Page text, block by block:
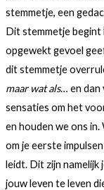
stemmetje, een
Dit stemmetje begint
opgewekt gevoel
dit stemmetje
maar wat als… en dan
sensaties om het
en houden we ons
om je eerste
leidt. Dit zijn namelijk
jouw leven te leven